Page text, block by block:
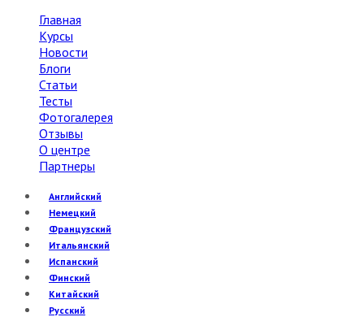
Главная
Курсы
Новости
Блоги
Статьи
Тесты
Фотогалерея
Отзывы
О центре
Партнеры
Английский
Немецкий
Французский
Итальянский
Испанский
Финский
Китайский
Русский